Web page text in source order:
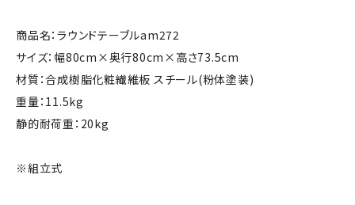
商品名：ラウンドテーブルam272
サイズ：幅80cm×奥行80cm×高さ73.5cm
材質：合成樹脂化粧繊維板 スチール(粉体塗装)
重量：11.5kg
静的耐荷重：20kg
※組立式